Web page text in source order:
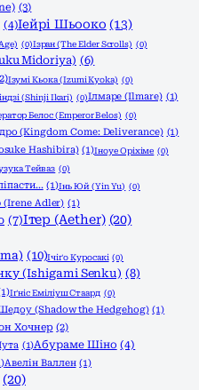
(3)
(4)Іейрі Шьооко (13)
(0)Ізран (The Elder Scrolls) (0)
Midoriya) (6)
Ізумі Кьока (Izumi Kyoka) (0)
(Shinji Ikari) (0)Ілмаре (Ilmare) (1)
Белос (Emperor Belos) (0)
(Kingdom Come: Deliverance) (1)
Hashibira) (1)Іноуе Оріхіме (0)
Тейваз (0)
(1)Інь Юй (Yin Yu) (0)
(Irene Adler) (1)
(7)Ітер (Aether) (20)
(10)Ічіґо Куросакі (0)
(Ishigami Senku) (8)
Іґніс Еміліуш Стаард (0)
(Shadow the Hedgehog) (1)
Хочнер (2)
(1)Абураме Шіно (4)
Авелін Валлен (1)
(20)